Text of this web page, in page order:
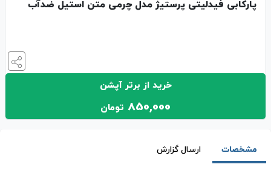
پارکابی فیدلیتی پرستیژ مدل چرمی متن استیل ضدآب
خرید از برتر آپشن
850,000 تومان
مشخصات ارسال گزارش